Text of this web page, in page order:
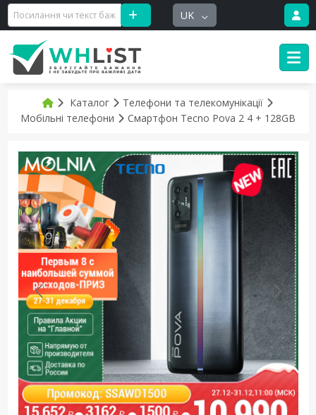
UK
Каталог
Телефони та телекомунікації
Мобільні телефони
Смартфон Tecno Pova 2 4 + 128GB